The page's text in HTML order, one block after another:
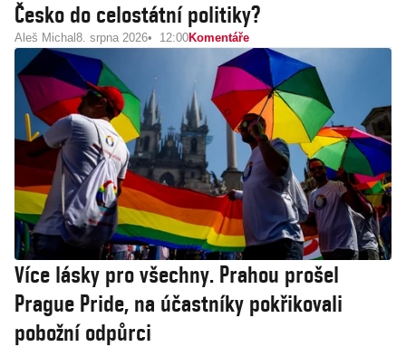
Česko do celostátní politiky?
Aleš Michal 8. srpna 2026 12:00Komentáře
Více lásky pro všechny. Prahou prošel
Prague Pride, na účastníky pokřikovali
pobožní odpůrci